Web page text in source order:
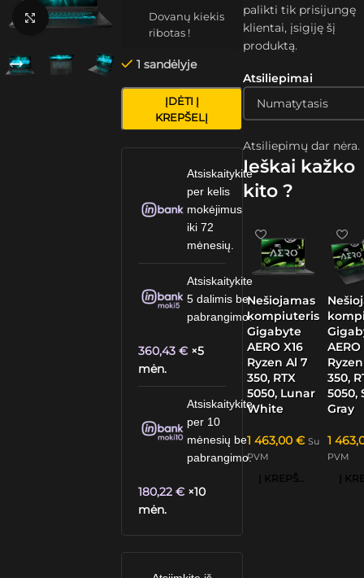
Spustelėkite, kad padidintumėte
Dovanų kiekis
ribotas !
1 sandėlyje
ĮDĖTI Į
KREPŠELĮ
Atsiskaitykite
per kelis
mokėjimus
iki 72
mėnesių.
Atsiskaitykite
5 dalimis be
pabrangimo.
360,43€ ×5
mėn.
Atsiskaitykite
per 10
mėnesių be
pabrangimo.
180,22€ ×10
mėn.
Atsiliepimai
Atsiliepimų dar nėra.
palikti tik prisijungę
klientai, įsigiję šį
produktą.
Ieškai kažko
kito ?
Nešiojamas
kompiuteris
Gigabyte
AERO X16
Ryzen Al 7
350, RTX
5050, Lunar
White
1 463,00 € Su
PVM
Į KREPŠELĮ
AERO
350,
5050,
Gray
1
PVM